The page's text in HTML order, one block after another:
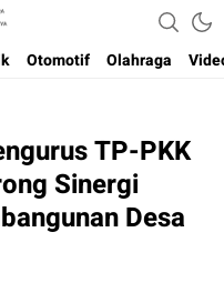
Otomotif Olahraga
TP-PKK
Sinergi
Desa